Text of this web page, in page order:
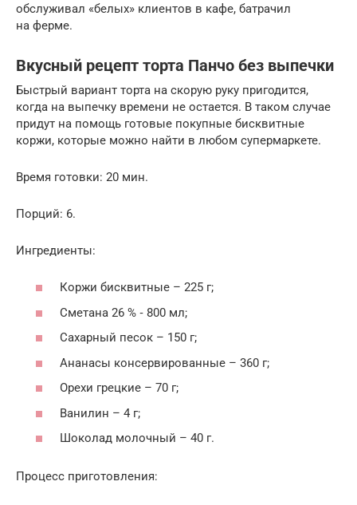
обслуживал «белых» клиентов в кафе, батрачил
на ферме.
Вкусный рецепт торта Панчо без выпечки
Быстрый вариант торта на скорую руку пригодится,
когда на выпечку времени не остается. В таком случае
придут на помощь готовые покупные бисквитные
коржи, которые можно найти в любом супермаркете.
Время готовки: 20 мин.
Порций: 6.
Ингредиенты:
Коржи бисквитные – 225 г;
Сметана 26 % ‑ 800 мл;
Сахарный песок – 150 г;
Ананасы консервированные – 360 г;
Орехи грецкие – 70 г;
Ванилин – 4 г;
Шоколад молочный – 40 г.
Процесс приготовления: